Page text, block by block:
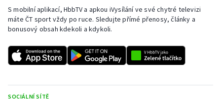
S mobilní aplikací, HbbTV a apkou iVysílání ve své chytré televizi
máte ČT sport vždy po ruce. Sledujte přímé přenosy, články a
bonusový obsah kdekoli a kdykoli.
SOCIÁLNÍ SÍTĚ